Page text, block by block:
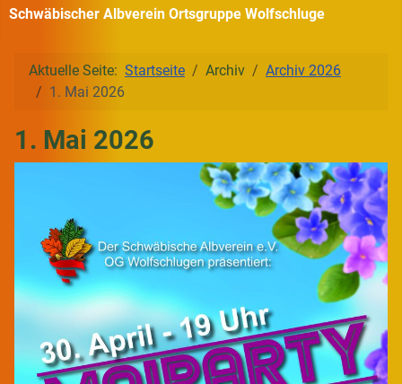
Schwäbischer Albverein Ortsgruppe Wolfschluge
Aktuelle Seite: Startseite Archiv
Archiv 2026
1. Mai 2026
1. Mai 2026